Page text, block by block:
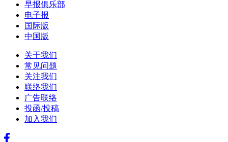
早报俱乐部
电子报
国际版
中国版
关于我们
常见问题
关注我们
联络我们
广告联络
投函/投稿
加入我们